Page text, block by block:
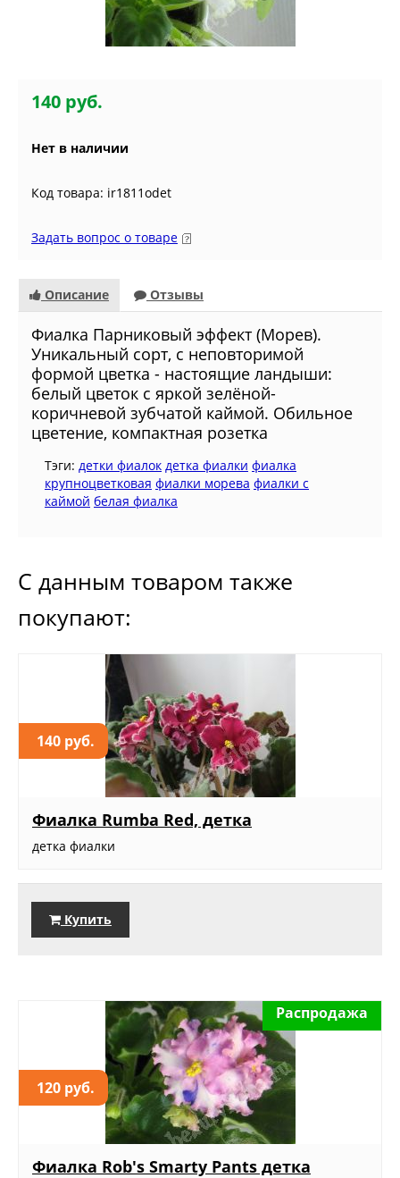
140 руб.
Нет в наличии
Код товара: ir1811odet
Задать вопрос о товаре
Описание Отзывы
Фиалка Парниковый эффект (Морев).
Уникальный сорт, с неповторимой
формой цветка - настоящие ландыши:
белый цветок с яркой зелёной-
коричневой зубчатой каймой. Обильное
цветение, компактная розетка
Тэги: детки фиалок детка фиалки фиалка
крупноцветковая фиалки морева фиалки с
каймой белая фиалка
С данным товаром также
покупают:
140 руб.
Фиалка Rumba Red, детка
детка фиалки
Купить
120 руб.
Распродажа
Фиалка Rob's Smarty Pants детка